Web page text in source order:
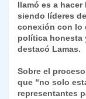
llamó es a
siendo líderes
conexión con lo
política honesta
destacó Lamas.
Sobre el
que “no solo
representantes